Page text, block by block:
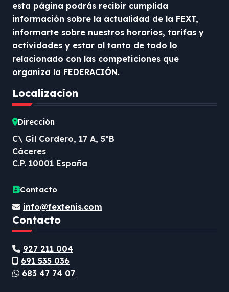
esta página podrás recibir cumplida
información sobre la actualidad de la FEXT,
informarte sobre nuestros horarios, tarifas y
actividades y estar al tanto de todo lo
relacionado con las competiciones que
organiza la FEDERACIÓN.
Localizacíon
Dirección
C\ Gil Cordero, 17 A, 5ºB
Cáceres
C.P. 10001 España
Contacto
info@fextenis.com
Contacto
927 211 004
691 535 036
683 47 74 07